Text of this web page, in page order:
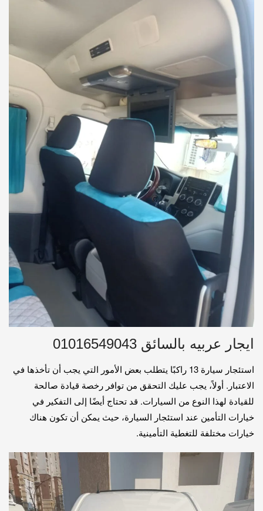
ايجار عربيه بالسائق 01016549043
استئجار سيارة 13 راكبًا يتطلب بعض الأمور التي يجب أن تأخذها في
الاعتبار. أولاً، يجب عليك التحقق من توافر رخصة قيادة صالحة
للقيادة لهذا النوع من السيارات. قد تحتاج أيضًا إلى التفكير في
خيارات التأمين عند استئجار السيارة، حيث يمكن أن تكون هناك
خيارات مختلفة للتغطية التأمينية.